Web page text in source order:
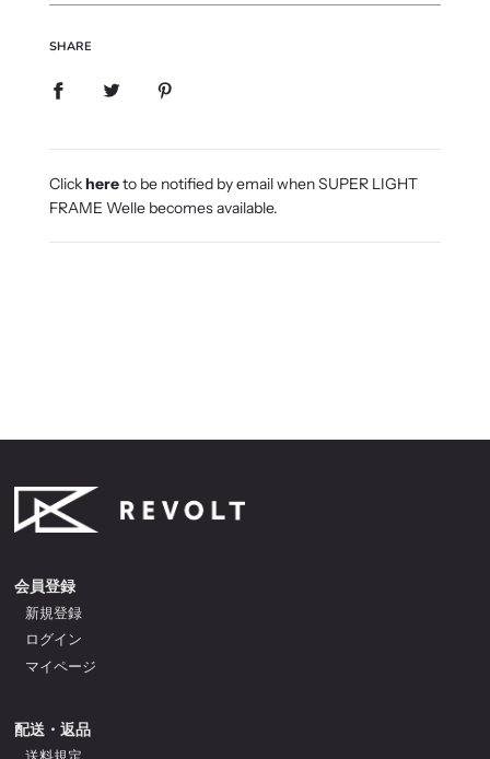
SHARE
Clickhereto be notified by email when SUPER LIGHT
FRAME Welle becomes available.
会員登録
新規登録
ログイン
マイページ
配送・返品